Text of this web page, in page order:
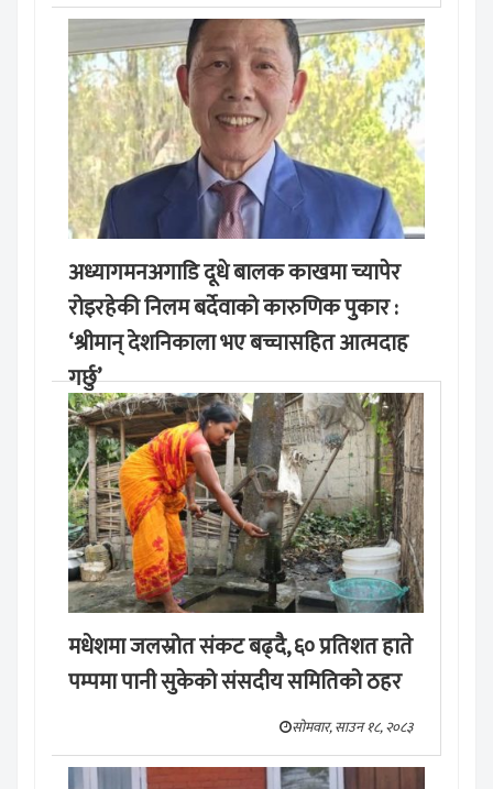
अध्यागमनअगाडि दूधे बालक काखमा च्यापेर
रोइरहेकी निलम बर्देवाको कारुणिक पुकार :
‘श्रीमान् देशनिकाला भए बच्चासहित आत्मदाह
गर्छु’
मङ्लबार, साउन १९, २०८३
मधेशमा जलस्रोत संकट बढ्दै, ६० प्रतिशत हाते
पम्पमा पानी सुकेको संसदीय समितिको ठहर
सोमवार, साउन १८, २०८३